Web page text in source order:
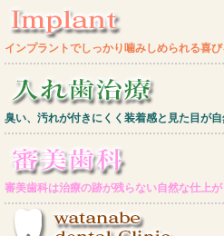
インプラントでしっかり噛みしめられる喜び
臭い、汚れが付きにくく装着感と見た目が
審美歯科は治療の跡が残らない自然な仕上が